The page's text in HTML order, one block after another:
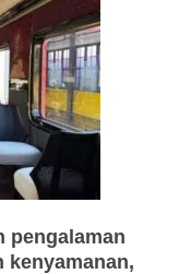
pengalaman
kenyamanan,